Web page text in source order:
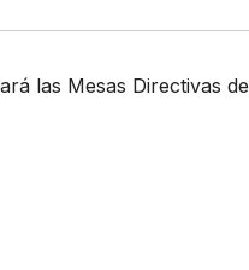
las Mesas Directivas de